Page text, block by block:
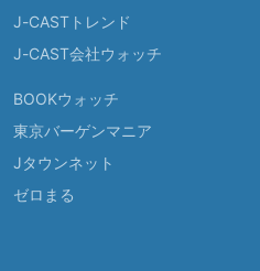
J-CASTトレンド
J-CAST会社ウォッチ
BOOKウォッチ
東京バーゲンマニア
Jタウンネット
ゼロまる